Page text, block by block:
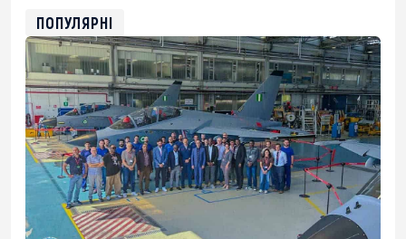
0xfD02863D3289416fcF50975c9DFda13623f97758
ПОПУЛЯРНІ